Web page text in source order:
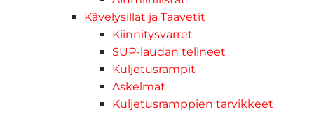
Kävelysillat ja Taavetit
Kiinnitysvarret
SUP-laudan telineet
Kuljetusrampit
Askelmat
Kuljetusramppien tarvikkeet